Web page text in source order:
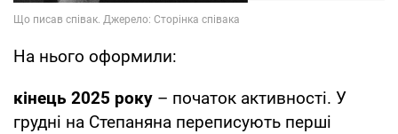
На нього оформили:
кінець 2025 року – початок активності. У
грудні на Степаняна переписують перші